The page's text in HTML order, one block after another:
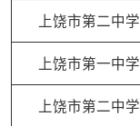
上饶市第二中学
上饶市第一中学
上饶市第二中学